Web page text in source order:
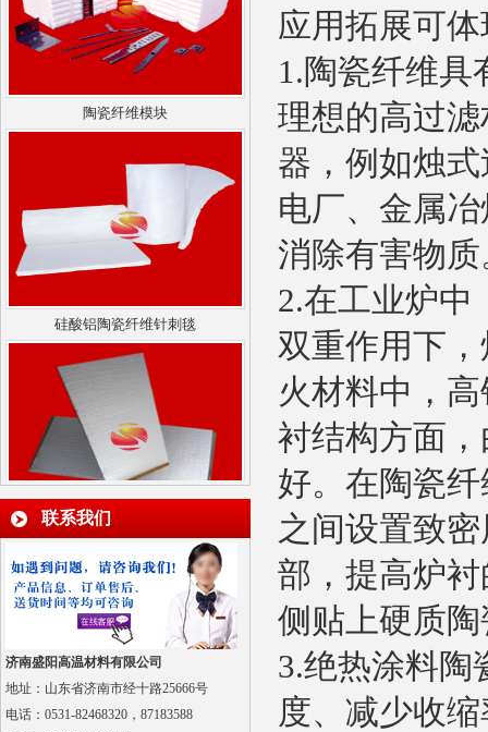
纳米隔热板
陶瓷纤维浇注料
联系我们
济南盛阳高温材料有限公司
地址：山东省济南市经十路25666号
电话：0531-82468320，87183588
应用拓展可
1. 陶瓷纤维具
理想的高过
器，例如烛
电厂、金属
消除有害物质
2.在工业炉中
双重作用下
火材料中，高
衬结构方面，
好。在陶瓷
之间设置致
部，提高炉
侧贴上硬质
3.绝热涂料陶
度、减少收